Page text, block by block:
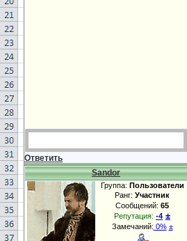
Ответить
Sandor
Группа: Пользователи
Ранг: Участник
Сообщений: 65
Репутация: -4 ±
Замечаний: 0% ±